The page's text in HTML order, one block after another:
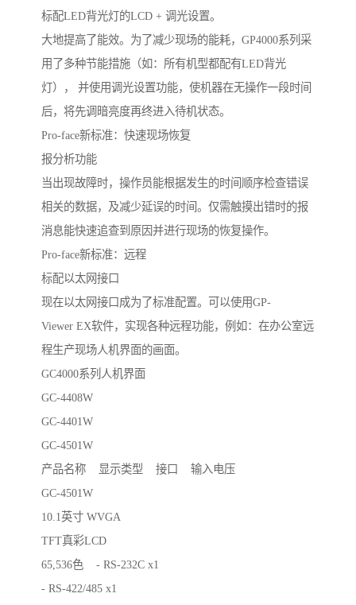
标配LED背光灯的LCD + 调光设置。
大地提高了能效。为了减少现场的能耗，GP4000系列采
用了多种节能措施（如：所有机型都配有LED背光
灯）， 并使用调光设置功能，使机器在无操作一段时间
后，将先调暗亮度再终进入待机状态。
Pro-face新标准：快速现场恢复
报分析功能
当出现故障时，操作员能根据发生的时间顺序检查错误
相关的数据，及减少延误的时间。仅需触摸出错时的报
消息能快速追查到原因并进行现场的恢复操作。
Pro-face新标准：远程
标配以太网接口
现在以太网接口成为了标准配置。可以使用GP-
Viewer EX软件，实现各种远程功能，例如：在办公室远
程生产现场人机界面的画面。
GC4000系列人机界面
GC-4408W
GC-4401W
GC-4501W
产品名称 显示类型 接口 输入电压
GC-4501W
10.1英寸 WVGA
TFT真彩LCD
65,536色 - RS-232C x1
- RS-422/485 x1